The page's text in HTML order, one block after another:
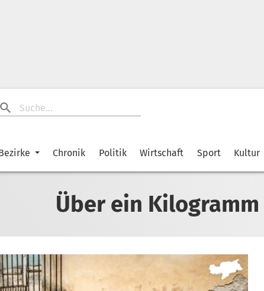
Chronik Politik Wirtschaft Sport Kultur
Über ein Kilogramm